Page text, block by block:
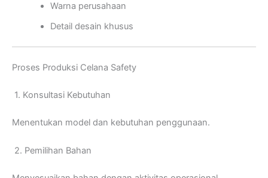
Warna perusahaan
Detail desain khusus
Proses Produksi Celana Safety
1. Konsultasi Kebutuhan
Menentukan model dan kebutuhan penggunaan.
2. Pemilihan Bahan